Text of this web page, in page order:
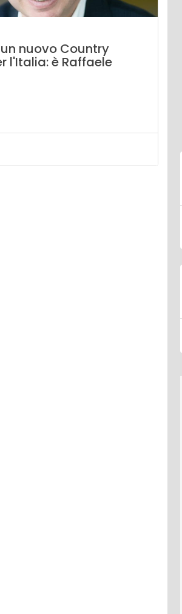
nuovo Country
l'Italia: è Raffaele